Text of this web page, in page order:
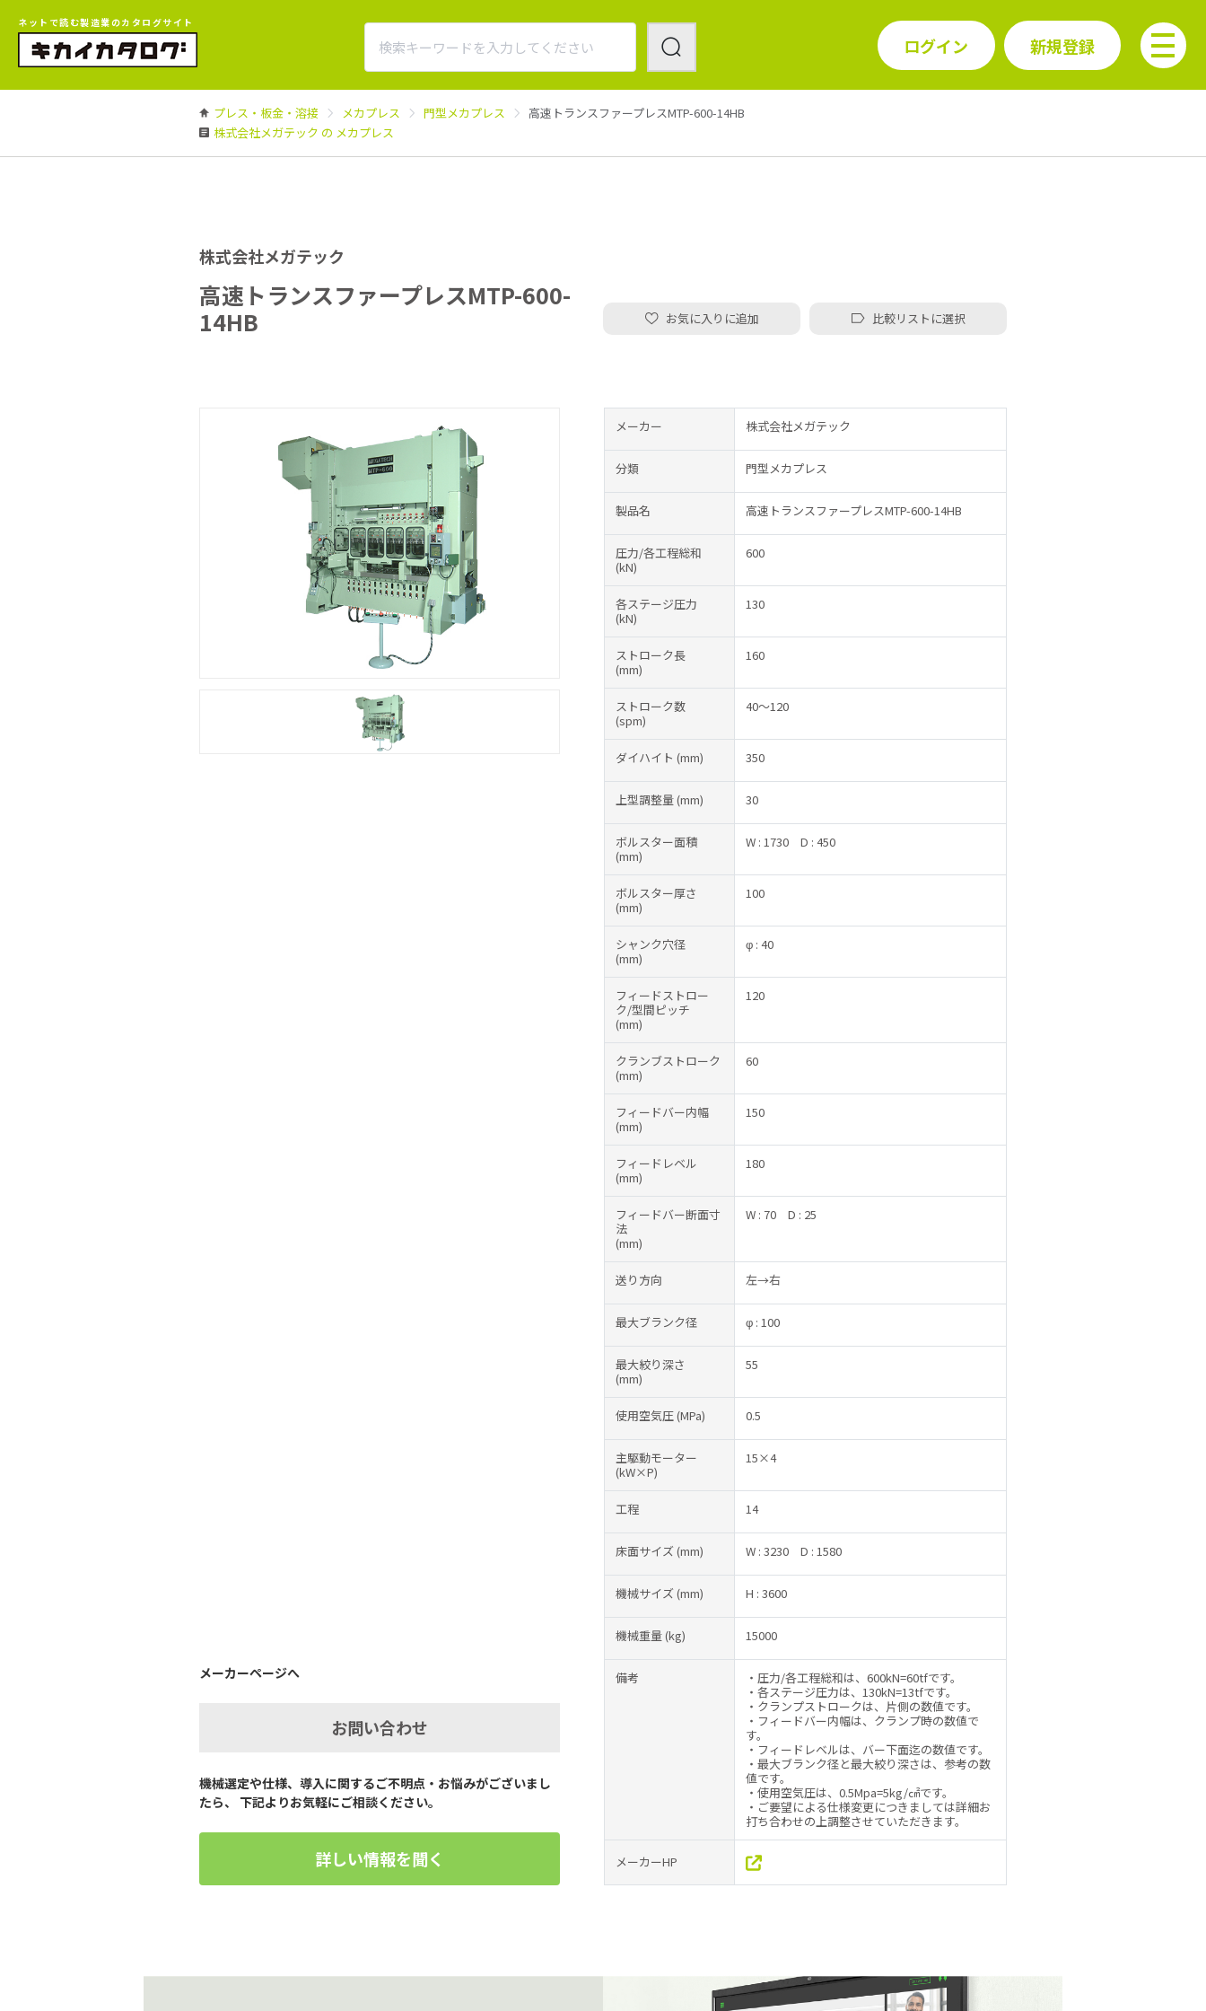
ネットで読む製造業のカタログサイト
ログイン 新規登録
プレス・板金・溶接 メカプレス 門型メカプレス
高速トランスファープレスMTP-600-14HB
株式会社メガテック の メカプレス
株式会社メガテック
高速トランスファープレスMTP-600-
14HB
お気に入りに追加 比較リストに選択
メーカーページへ
お問い合わせ
機械選定や仕様、導入に関するご不明点・お悩みがございまし
たら、 下記よりお気軽にご相談ください。
詳しい情報を聞く
メーカー 株式会社メガテック
分類 門型メカプレス
製品名 高速トランスファープレスMTP-600-14HB
圧力/各工程総和
(kN)
600
各ステージ圧力
(kN)
130
ストローク長
(mm)
160
ストローク数
(spm)
40～120
ダイハイト (mm) 350
上型調整量(mm) 30
ボルスター面積
(mm)
W : 1730 D : 450
ボルスター厚さ
(mm)
100
シャンク穴径
(mm)
φ : 40
フィードストロー
ク/型間ピッチ
(mm)
120
クランブストローク
(mm)
60
フィードバー内幅
(mm)
150
フィードレベル
(mm)
180
フィードバー断面寸
法
(mm)
W : 70 D : 25
送り方向 左→右
最大ブランク径 φ : 100
最大絞り深さ
(mm)
55
使用空気圧(MPa) 0.5
主駆動モーター
(kW×P)
15×4
工程 14
床面サイズ(mm) W : 3230 D : 1580
機械サイズ(mm) H : 3600
機械重量(kg) 15000
備考
・圧力/各工程総和は、600kN=60tfです。
・各ステージ圧力は、130kN=13tfです。
・クランプストロークは、片側の数値です。
・フィードバー内幅は、クランプ時の数値で
す。
・フィードレベルは、バー下面迄の数値です。
・最大ブランク径と最大絞り深さは、参考の数
値です。
・使用空気圧は、0.5Mpa=5kg/㎠です。
・ご要望による仕様変更につきましては詳細お
打ち合わせの上調整させていただきます。
メーカーHP